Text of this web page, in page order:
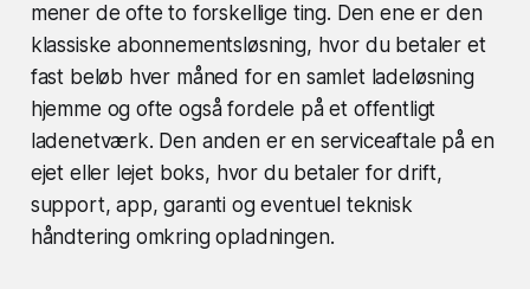
mener de ofte to forskellige ting. Den ene er den
klassiske abonnementsløsning, hvor du betaler et
fast beløb hver måned for en samlet ladeløsning
hjemme og ofte også fordele på et offentligt
ladenetværk. Den anden er en serviceaftale på en
ejet eller lejet boks, hvor du betaler for drift,
support, app, garanti og eventuel teknisk
håndtering omkring opladningen.